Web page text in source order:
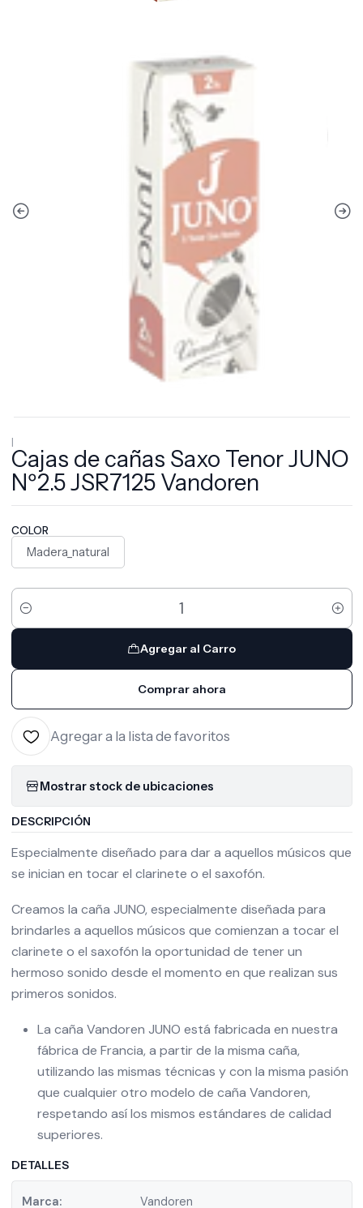
|
Cajas de cañas Saxo Tenor JUNO
Nº2.5 JSR7125 Vandoren
COLOR
Madera_natural
Cantidad
Agregar al Carro
Comprar ahora
Agregar a la lista de favoritos
Mostrar stock de ubicaciones
DESCRIPCIÓN
Especialmente diseñado para dar a aquellos músicos que
se inician en tocar el clarinete o el saxofón.
Creamos la caña JUNO, especialmente diseñada para
brindarles a aquellos músicos que comienzan a tocar el
clarinete o el saxofón la oportunidad de tener un
hermoso sonido desde el momento en que realizan sus
primeros sonidos.
La caña Vandoren JUNO está fabricada en nuestra
fábrica de Francia, a partir de la misma caña,
utilizando las mismas técnicas y con la misma pasión
que cualquier otro modelo de caña Vandoren,
respetando así los mismos estándares de calidad
superiores.
DETALLES
Marca: Vandoren